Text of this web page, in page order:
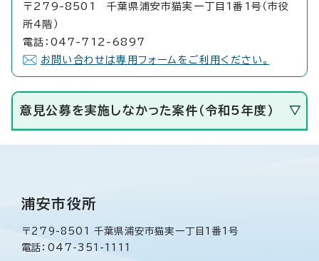
〒279-8501 千葉県浦安市猫実一丁目1番1号（市役
所4階）
電話：047-712-6897
お問い合わせは専用フォームをご利用ください。
意見公募を実施しなかった案件（令和5年度）
浦安市役所
〒279-8501 千葉県浦安市猫実一丁目1番1号
電話：047-351-1111